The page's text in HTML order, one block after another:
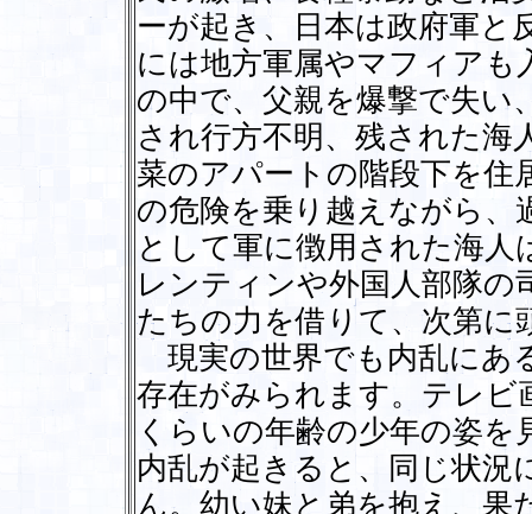
ーが起き、日本は政府軍と
には地方軍属やマフィアも
の中で、父親を爆撃で失い
され行方不明、残された海
菜のアパートの階段下を住
の危険を乗り越えながら、
として軍に徴用された海
レンティンや外国人部隊の
たちの力を借りて、次第に
現実の世界でも内乱にあ
存在がみられます。テレビ
くらいの年齢の少年の姿
内乱が起きると、同じ状
ん。幼い妹と弟を抱え、果